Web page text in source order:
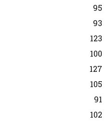
95
93
123
100
127
105
91
102